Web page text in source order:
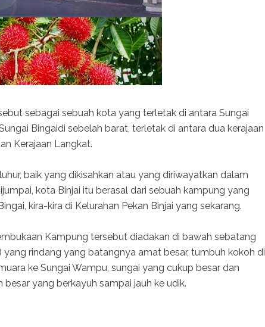
sebagai sebuah kota yang terletak di antara Sungai
Bingaidi sebelah barat, terletak di antara dua kerajaan
Kerajaan Langkat.
baik yang dikisahkan atau yang diriwayatkan dalam
kota Binjai itu berasal dari sebuah kampung yang
kira-kira di Kelurahan Pekan Binjai yang sekarang.
Kampung tersebut diadakan di bawah sebatang
yang rindang yang batangnya amat besar, tumbuh kokoh di
ke Sungai Wampu, sungai yang cukup besar dan
yang berkayuh sampai jauh ke udik.